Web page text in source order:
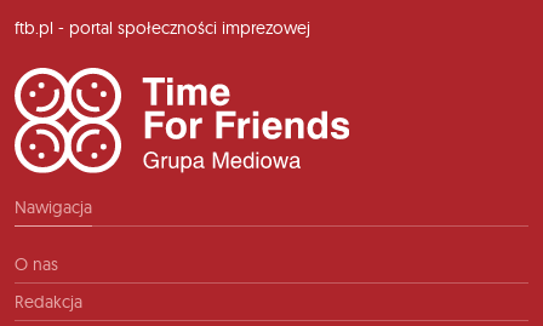
ftb.pl - portal społeczności imprezowej
Nawigacja
O nas
Redakcja